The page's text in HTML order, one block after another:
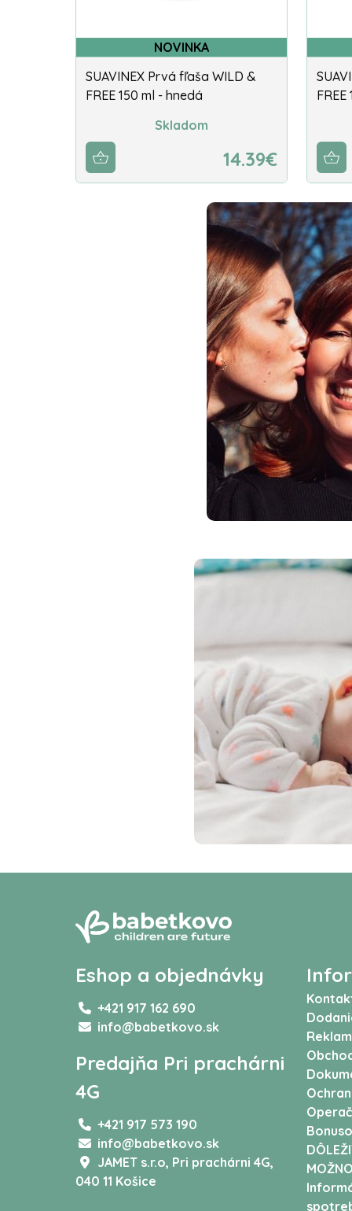
NOVINKA
SUAVINEX Prvá fľaša WILD &
FREE 150 ml - hnedá
Skladom
14.39€
Eshop a objednávky
+421 917 162 690
info@babetkovo.sk
Predajňa Pri prachárni
4G
+421 917 573 190
info@babetkovo.sk
JAMET s.r.o, Pri prachárni 4G,
040 11 Košice